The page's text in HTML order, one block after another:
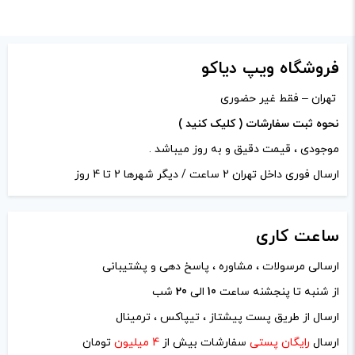
دیدگاه شما*
نام*
فروشگاه ویپ دیاکو
تهران – فقط غیر حضوری
نحوه ثبت سفارشات ( کلیک کنید )
موجودی ، قیمت دقیق و به روز میباشد .
ارسال فوری داخل تهران 2 ساعت / دیگر شهرها 2 تا 4 روز
ساعت کاری
ارسالی مرسولات ، مشاوره ، پاسخ دهی و پشتیبانی
از شنبه تا پنجشنه ساعت 10 الی 20 شب
ارسال از طریق پست پیشتاز ، تیپاکس ، ترمینال
ارسال رایگان پستی سفارشات بیش از 4 میلیون تومان